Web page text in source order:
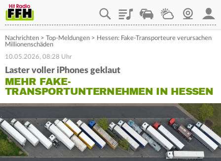
PlaylistStaupilotWetterWebcam
Nachrichten > Top-Meldungen > Hessen: Fake-Transporteure verursachen
Millionenschäden
10.05.2026, 08:28 Uhr
Laster voller iPhones geklaut
MEHR FAKE-
TRANSPORTUNTERNEHMEN IN HESSEN